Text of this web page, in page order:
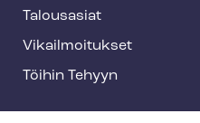
Talousasiat
Vi­kail­moi­tuk­set
Töihin Tehyyn